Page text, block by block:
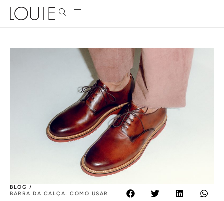
BLOG /
BARRA DA CALÇA: COMO USAR